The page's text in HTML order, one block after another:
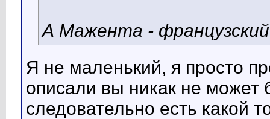
А Мажента - французский
Я не маленький, я просто
описали вы никак не может
следовательно есть какой